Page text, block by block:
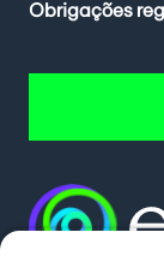
Obrigações